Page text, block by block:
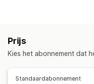
Prijs
Kies het abonnement dat
Standaardabonnement